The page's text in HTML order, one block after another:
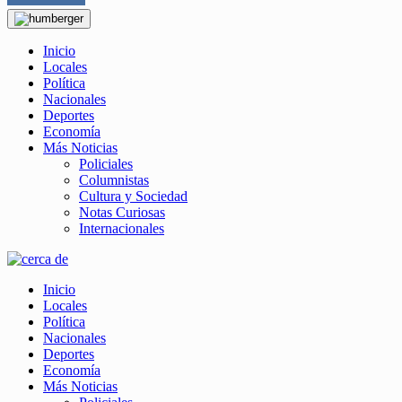
Inicio
Locales
Política
Nacionales
Deportes
Economía
Más Noticias
Policiales
Columnistas
Cultura y Sociedad
Notas Curiosas
Internacionales
Inicio
Locales
Política
Nacionales
Deportes
Economía
Más Noticias